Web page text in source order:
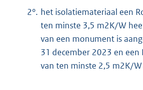
2°. het isolatiemateriaal een
ten minste 3,5 m2K/W
van een monument is
31 december 2023 en een
van ten minste 2,5 m2K/